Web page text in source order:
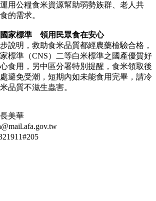
用公糧食米資源幫助弱勢族群、老人共
的需求。
家標準 領用民眾食在安心
明，救助食米品質都經農藥檢驗合格，
標準（CNS）二等白米標準之國產優質好
食用，另中區分署特別提醒，食米領取後
避免受潮，短期內如未能食用完畢，請冷
品質不滋生蟲害。
美華